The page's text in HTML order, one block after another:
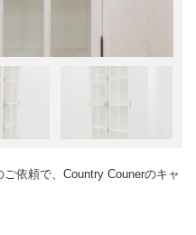
依頼で、Country Counerのキャ